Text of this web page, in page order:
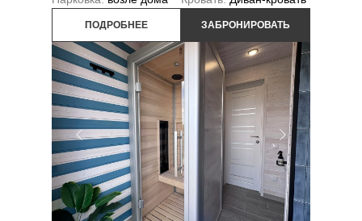
ПОДРОБНЕЕ ЗАБРОНИРОВАТЬ